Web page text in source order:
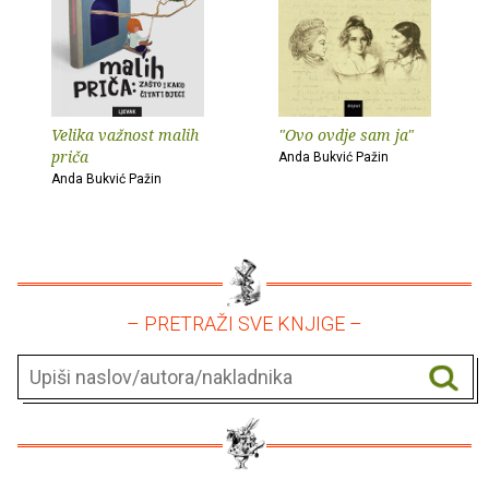
Velika važnost malih
priča
Anda Bukvić Pažin
"Ovo ovdje sam ja"
Anda Bukvić Pažin
– PRETRAŽI SVE KNJIGE –